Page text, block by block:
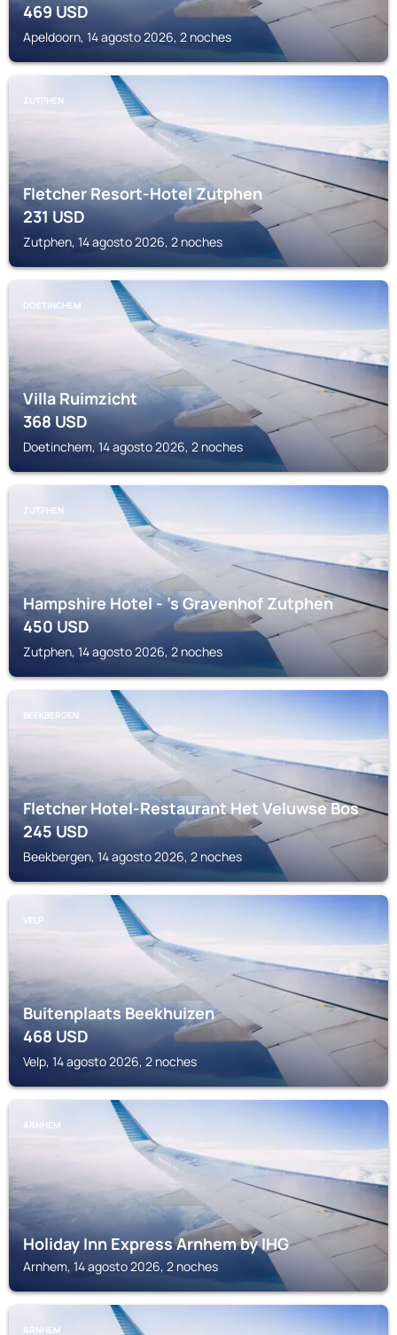
469USD
Apeldoorn, 14 agosto 2026, 2 noches
ZUTPHEN
Fletcher Resort-Hotel Zutphen
231USD
Zutphen, 14 agosto 2026, 2 noches
DOETINCHEM
Villa Ruimzicht
368USD
Doetinchem, 14 agosto 2026, 2 noches
ZUTPHEN
Hampshire Hotel - 's Gravenhof Zutphen
450USD
Zutphen, 14 agosto 2026, 2 noches
BEEKBERGEN
Fletcher Hotel-Restaurant Het Veluwse Bos
245USD
Beekbergen, 14 agosto 2026, 2 noches
VELP
Buitenplaats Beekhuizen
468USD
Velp, 14 agosto 2026, 2 noches
ARNHEM
Holiday Inn Express Arnhem by IHG
Arnhem, 14 agosto 2026, 2 noches
ARNHEM